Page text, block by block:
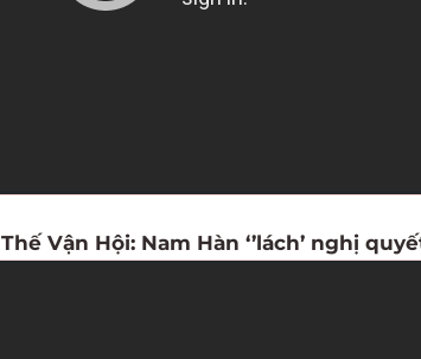
Thế Vận Hội: Nam Hàn ‘’lách’ nghị